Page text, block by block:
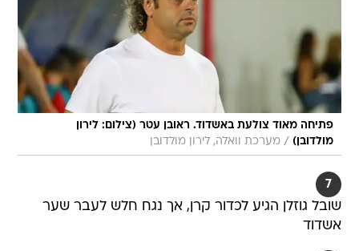
פתיחה מאוד צולעת באשדוד. ראובן עטר (צילום: לירון
מולדובן) / מערכת וואלה, לירון מולדובן
7
שובל גוזלן הגיע לכדור קרן, אך נגח חלש לעבר שער
אשדוד